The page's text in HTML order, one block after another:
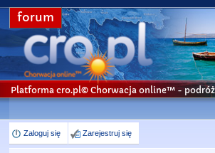
forum
Platforma cro.pl© Chorwacja online™ -
Zaloguj się Zarejestruj się